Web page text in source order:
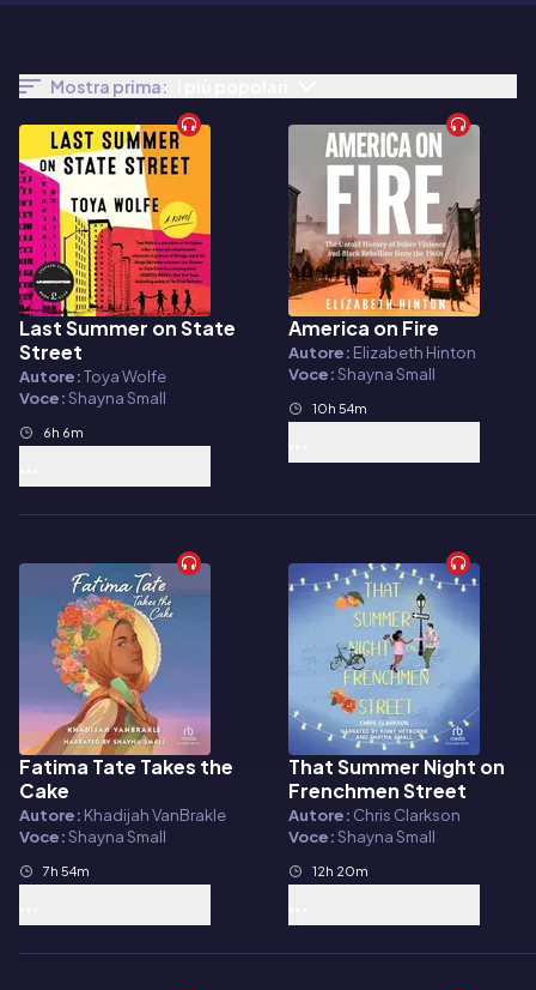
Mostra prima:
Audiolibro
Last Summer on State
Street
Autore:Toya Wolfe
Voce:Shayna Small
6h 6m
Audiolibro
America on Fire
Autore: Elizabeth Hinton
Voce:Shayna Small
10h 54m
Audiolibro
Fatima Tate Takes the
Cake
Autore: Khadijah VanBrakle
Voce:Shayna Small
7h 54m
Audiolibro
That Summer Night on
Frenchmen Street
Autore: Chris Clarkson
Voce:Shayna Small
12h 20m